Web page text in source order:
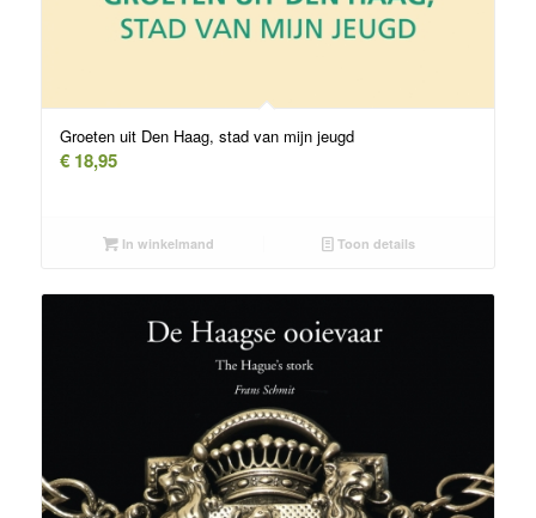
Groeten uit Den Haag, stad van mijn jeugd
€18,95
In winkelmand Toon details